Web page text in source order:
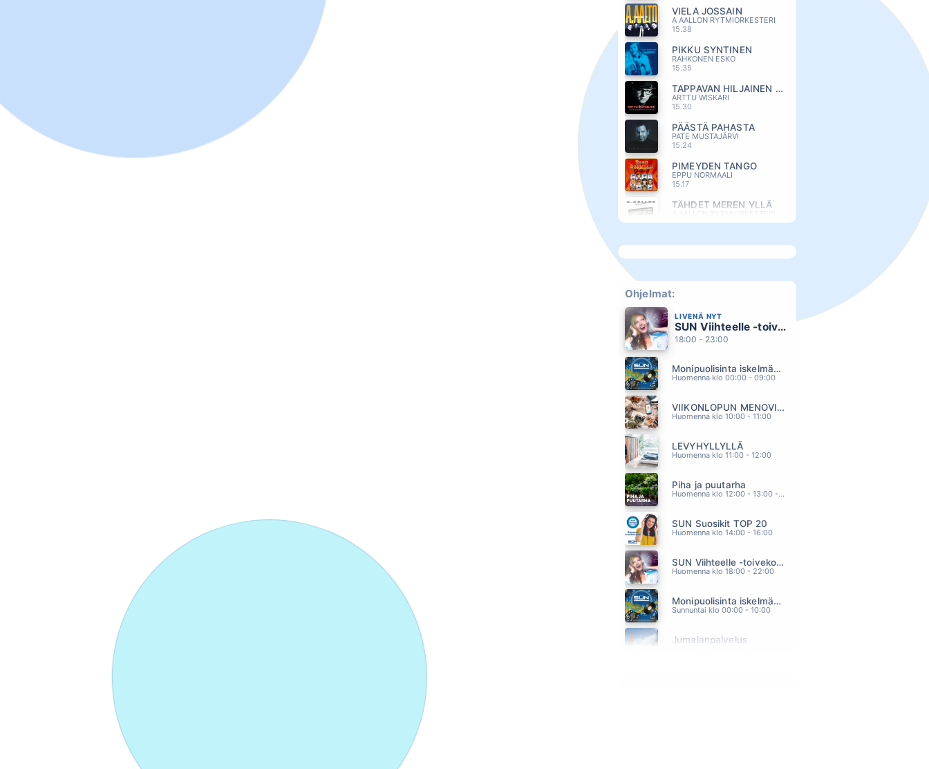
VIELA JOSSAIN
A AALLON RYTMIORKESTERI
15.38
PIKKU SYNTINEN
RAHKONEN ESKO
15.35
TAPPAVAN HILJAINEN RIVARINPATKA
ARTTU WISKARI
15.30
PÄÄSTÄ PAHASTA
PATE MUSTAJÄRVI
15.24
PIMEYDEN TANGO
EPPU NORMAALI
15.17
TÄHDET MEREN YLLÄ
15.12
PUHTAAT MUNAT JA VILPITÖN MIELI
15.08
KITARA TAIVAS JA TAHDET
EPPU NORMAALI
15.01
RAKKAUS ROIHUAA
TIINA PITKANEN
14.55
ABBA
14.50
ANTTI KLEEMOLA
14.46
PORTION BOYS
14.40
JUHA METSÄPERÄ
14.30
EIJA KANTOLA
14.24
OLLI HALONEN
14.13
JOHANNA PAKONEN
14.04
MARKKU ARO
Ohjelmat:
LIVENÄ NYT
SUN Viihteelle -toivekonsertti
18:00 - 23:00
Monipuolisinta iskelmää ja parasta poppia
Huomenna klo 00:00 - 09:00
VIIKONLOPUN MENOVINKIT
Huomenna klo 10:00 - 11:00
LEVYHYLLYLLÄ
Huomenna klo 11:00 - 12:00
Piha ja puutarha
Huomenna klo 12:00 - 13:00 - Studiossa: Pinsiön Taimisto
SUN Suosikit TOP 20
Huomenna klo 14:00 - 16:00
SUN Viihteelle -toivekonsertti
Huomenna klo 18:00 - 22:00
Monipuolisinta iskelmää ja parasta poppia
Sunnuntai klo 00:00 - 10:00
Jumalanpalvelus